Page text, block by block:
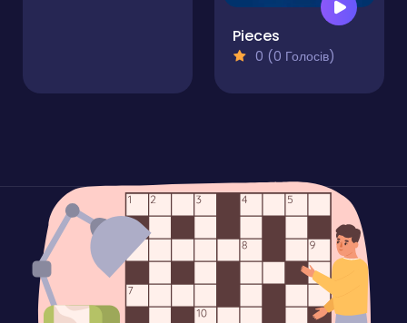
Pieces
0 (0 Голосів)